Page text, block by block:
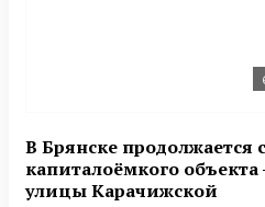
В Брянске продолжается
капиталоёмкого объекта
улицы Карачижской